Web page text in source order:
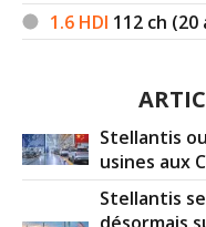
1.6 HDI 112 ch (20
Stellantis
usines aux
Stellantis